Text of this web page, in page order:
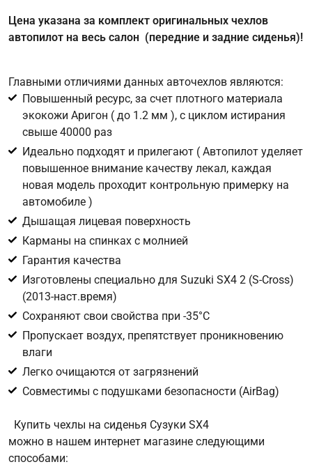
Имя
Соглашение об обработке персональных данных
Для подтверждения своего согласия на обработку ваших
персональных данных в целях исполнения запроса введите
в поле ниже цифру
Цифра с картинки
Цена указана за комплект оригинальных чехлов
автопилот на весь салон (передние и задние сиденья)!
Главными отличиями данных авточехлов являются:
Повышенный ресурс, за счет плотного материала
экокожи Аригон ( до 1.2 мм ), с циклом истирания
свыше 40000 раз
Идеально подходят и прилегают ( Автопилот уделяет
повышенное внимание качеству лекал, каждая
новая модель проходит контрольную примерку на
автомобиле )
Дышащая лицевая поверхность
Карманы на спинках с молнией
Гарантия качества
Изготовлены специально для Suzuki SX4 2 (S-Cross)
(2013-наст.время)
Сохраняют свои свойства при -35°С
Пропускает воздух, препятствует проникновению
влаги
Легко очищаются от загрязнений
Совместимы с подушками безопасности (AirBag)
Купить чехлы на сиденья Сузуки SX4
можно в нашем интернет магазине следующими
способами: